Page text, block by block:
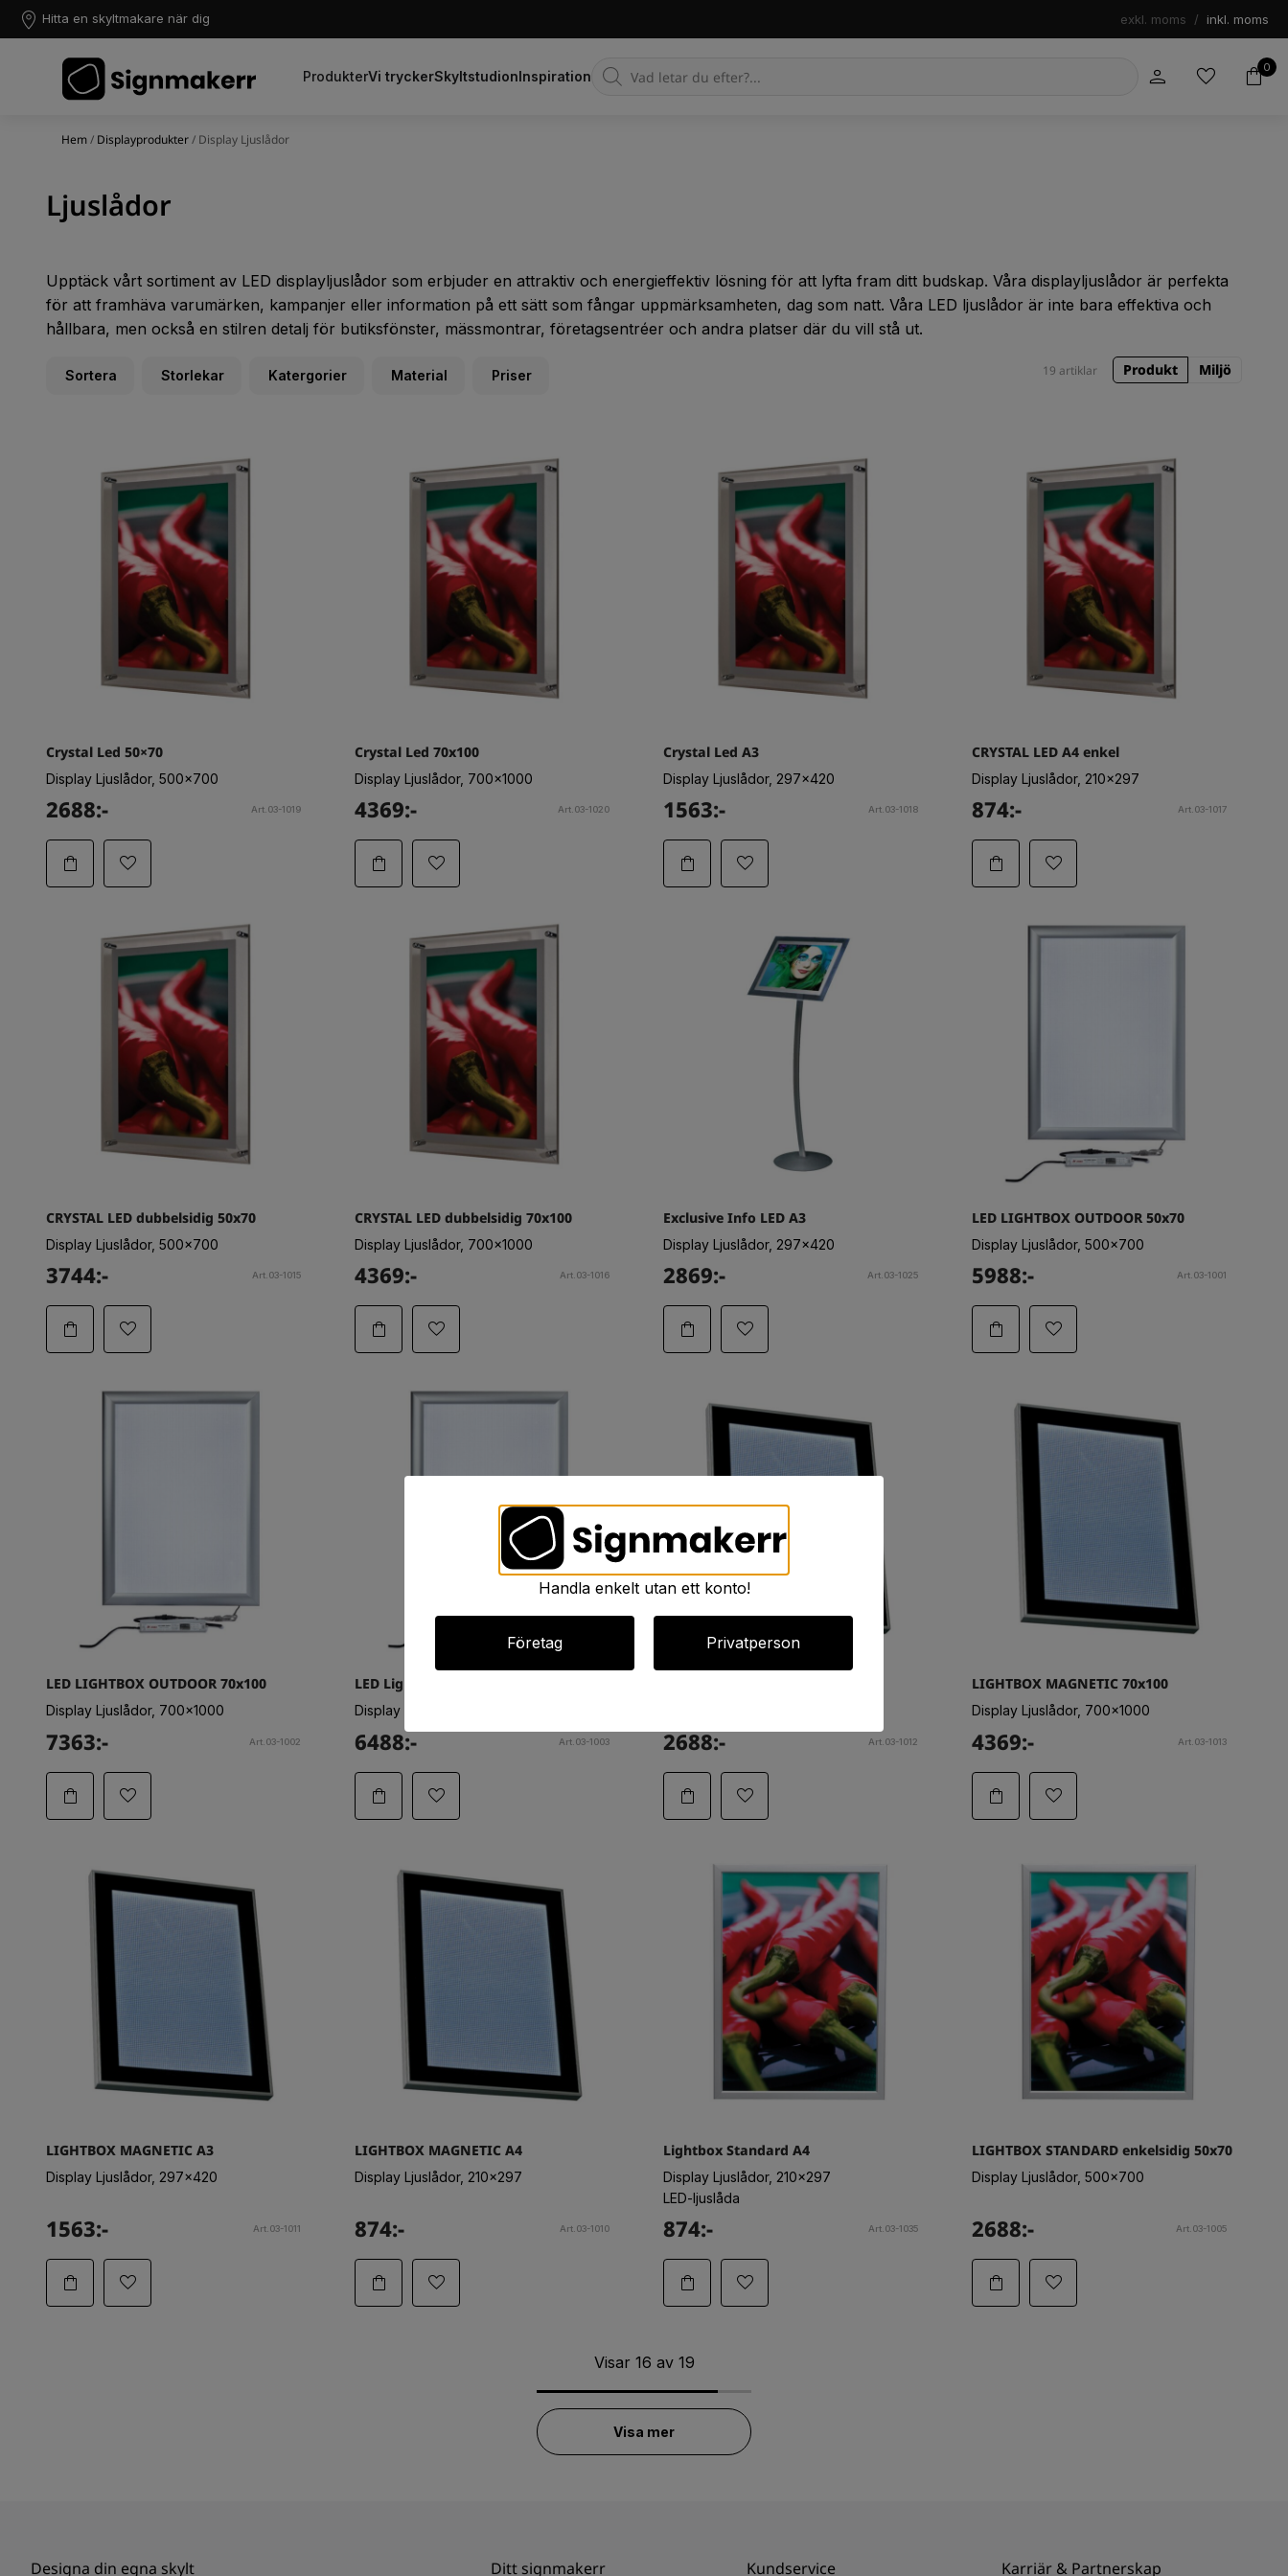
Hitta en skyltmakare när dig exkl. moms / inkl. moms
ProdukterVi tryckerSkyltstudionInspiration Products
search
0
Hem/ Displayprodukter/ Display Ljuslådor
Ljuslådor
Upptäck vårt sortiment av LED displayljuslådor som erbjuder en attraktiv och energieffektiv lösning för att lyfta fram ditt budskap. Våra displayljuslådor är perfekta
för att framhäva varumärken, kampanjer eller information på ett sätt som fångar uppmärksamheten, dag som natt. Våra LED ljuslådor är inte bara effektiva och
hållbara, men också en stilren detalj för butiksfönster, mässmontrar, företagsentréer och andra platser där du vill stå ut.
Sortera Storlekar Katergorier Material Priser 19 artiklar Produkt Miljö
Crystal Led 50×70
Display Ljuslådor, 500x700
2688:- Art.03-1019
Crystal Led 70x100
Display Ljuslådor, 700x1000
4369:- Art.03-1020
Crystal Led A3
Display Ljuslådor, 297x420
1563:- Art.03-1018
CRYSTAL LED A4 enkel
Display Ljuslådor, 210x297
874:- Art.03-1017
CRYSTAL LED dubbelsidig 50x70
Display Ljuslådor, 500x700
3744:- Art.03-1015
CRYSTAL LED dubbelsidig 70x100
Display Ljuslådor, 700x1000
4369:- Art.03-1016
Exclusive Info LED A3
Display Ljuslådor, 297x420
2869:- Art.03-1025
LED LIGHTBOX OUTDOOR 50x70
Display Ljuslådor, 500x700
5988:- Art.03-1001
LED LIGHTBOX OUTDOOR 70x100
Display Ljuslådor, 700x1000
7363:- Art.03-1002
LED Lightbox Outdoor A1
Display Ljuslådor, 594x841
6488:- Art.03-1003 2688:- Art.03-1012
LIGHTBOX MAGNETIC 70x100
Display Ljuslådor, 700x1000
4369:- Art.03-1013
LIGHTBOX MAGNETIC A3
Display Ljuslådor, 297x420
1563:- Art.03-1011
LIGHTBOX MAGNETIC A4
Display Ljuslådor, 210x297
874:- Art.03-1010
Lightbox Standard A4
Display Ljuslådor, 210x297
LED-ljuslåda
874:- Art.03-1035
LIGHTBOX STANDARD enkelsidig 50x70
Display Ljuslådor, 500x700
2688:- Art.03-1005
Visar 16 av 19
Visa mer
Designa din egna skylt Ditt signmakerr Kundservice Karriär & Partnerskap
Handla enkelt utan ett konto!
Företag Privatperson